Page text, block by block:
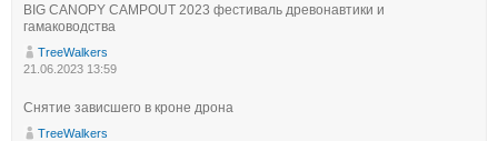
BIG CANOPY CAMPOUT 2023 фестиваль древонавтики и
гамаководства
TreeWalkers
21.06.2023 13:59
Снятие зависшего в кроне дрона
TreeWalkers